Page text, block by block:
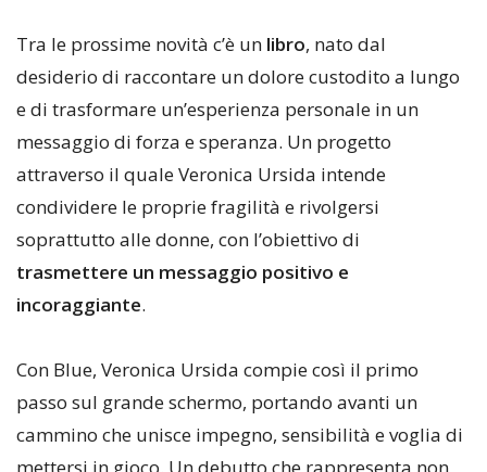
Tra le prossime novità c’è un libro, nato dal
desiderio di raccontare un dolore custodito a lungo
e di trasformare un’esperienza personale in un
messaggio di forza e speranza. Un progetto
attraverso il quale Veronica Ursida intende
condividere le proprie fragilità e rivolgersi
soprattutto alle donne, con l’obiettivo di
trasmettere un messaggio positivo e
incoraggiante.
Con Blue, Veronica Ursida compie così il primo
passo sul grande schermo, portando avanti un
cammino che unisce impegno, sensibilità e voglia di